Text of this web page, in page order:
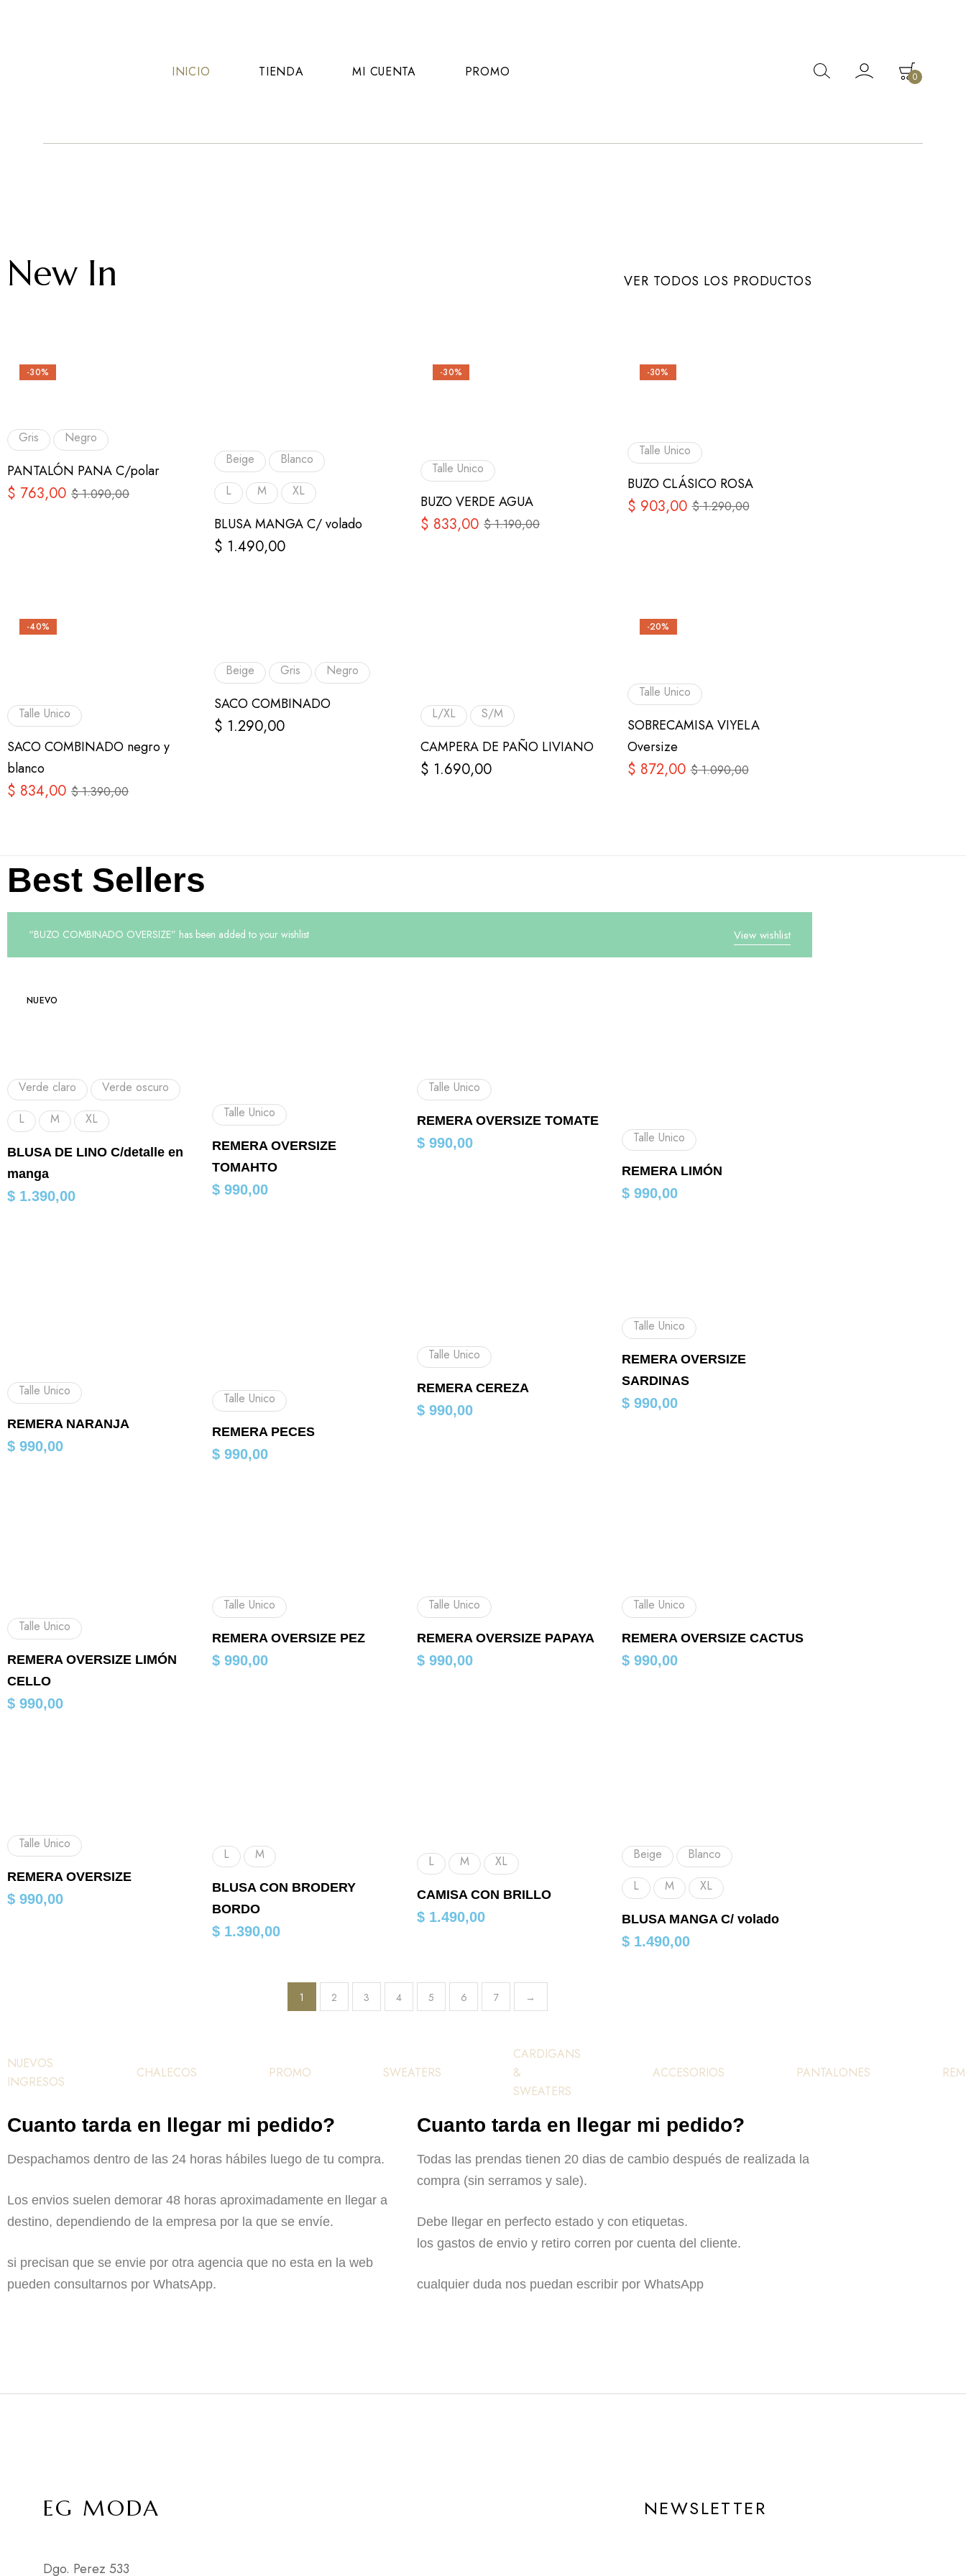
ropa
INICIO TIENDA MI CUENTA PROMO 0
New In VER TODOS LOS PRODUCTOS
-30%
Gris Negro
PANTALÓN PANA C/polar
$1.090,00
$ 763,00
Beige
Blanco
L
M XL
BLUSA MANGA C/ volado
$ 1.490,00
-30%
Talle Unico
BUZO VERDE AGUA
$1.190,00
$ 833,00
-30%
Talle Unico
BUZO CLÁSICO ROSA
$1.290,00
$ 903,00
-40%
Talle Unico
SACO COMBINADO negro y
blanco
$1.390,00
$ 834,00
Beige Gris Negro
SACO COMBINADO
$ 1.290,00
L/XL S/M
CAMPERA DE PAÑO LIVIANO
$ 1.690,00
-20%
Talle Unico
SOBRECAMISA VIYELA
Oversize
$1.090,00
$ 872,00
Best Sellers
View wishlist
“BUZO COMBINADO OVERSIZE” has been added to your wishlist
NUEVO
Verde claro
Verde oscuro
L
M XL
BLUSA DE LINO C/detalle en
manga
$ 1.390,00
Talle Unico
REMERA OVERSIZE
TOMAHTO
$ 990,00
Talle Unico
REMERA OVERSIZE TOMATE
$ 990,00 Talle Unico
REMERA LIMÓN
$ 990,00
Talle Unico
REMERA NARANJA
$ 990,00
Talle Unico
REMERA PECES
$ 990,00
Talle Unico
REMERA CEREZA
$ 990,00
Talle Unico
REMERA OVERSIZE
SARDINAS
$ 990,00
Talle Unico
REMERA OVERSIZE LIMÓN
CELLO
$ 990,00
Talle Unico
REMERA OVERSIZE PEZ
$ 990,00
Talle Unico
REMERA OVERSIZE PAPAYA
$ 990,00
Talle Unico
REMERA OVERSIZE CACTUS
$ 990,00
Talle Unico
REMERA OVERSIZE
$ 990,00
L M
BLUSA CON BRODERY
BORDO
$ 1.390,00
L M XL
CAMISA CON BRILLO
$ 1.490,00
Beige
Blanco
L
M XL
BLUSA MANGA C/ volado
$ 1.490,00
1 2 3 4 5 6 7 →
NUEVOS
INGRESOS
CHALECOS PROMO SWEATERS
CARDIGANS
&
SWEATERS
ACCESORIOS PANTALONES
Cuanto tarda en llegar mi pedido?
Despachamos dentro de las 24 horas hábiles luego de tu compra.
Los envios suelen demorar 48 horas aproximadamente en llegar a
destino, dependiendo de la empresa por la que se envíe.
si precisan que se envie por otra agencia que no esta en la web
pueden consultarnos por WhatsApp.
Cuanto tarda en llegar mi pedido?
Todas las prendas tienen 20 dias de cambio después de realizada la
compra (sin serramos y sale).
Debe llegar en perfecto estado y con etiquetas.
los gastos de envio y retiro corren por cuenta del cliente.
cualquier duda nos puedan escribir por WhatsApp
EG MODA
Dgo. Perez 533
NEWSLETTER